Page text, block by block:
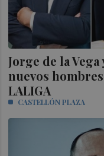
Jorge de la
nuevos
LALIGA
CASTELLÓN PLAZA